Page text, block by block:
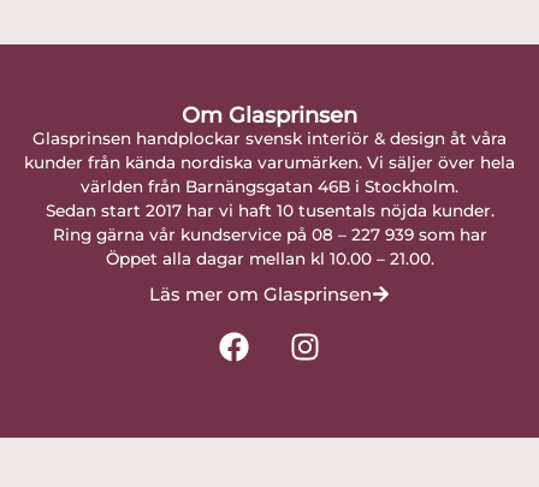
Om Glasprinsen
Glasprinsen handplockar svensk interiör & design åt våra
kunder från kända nordiska varumärken. Vi säljer över hela
världen från Barnängsgatan 46B i Stockholm.
Sedan start 2017 har vi haft 10 tusentals nöjda kunder.
Ring gärna vår kundservice på 08 – 227 939 som har
Öppet alla dagar mellan kl 10.00 – 21.00.
Läs mer om Glasprinsen
F
a
I
n